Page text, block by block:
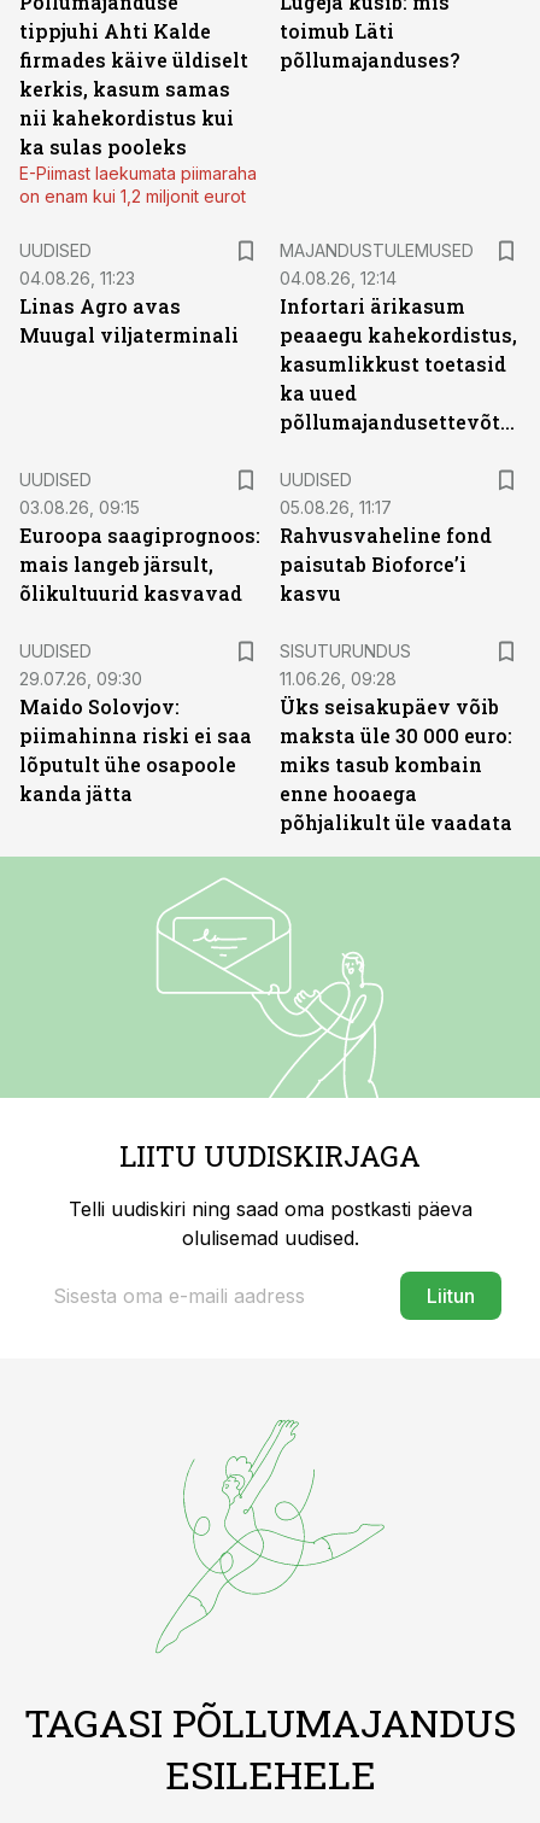
tippjuhi Ahti Kalde
firmades käive üldiselt
kerkis, kasum samas
nii kahekordistus kui
ka sulas pooleks
E-Piimast laekumata piimaraha
on enam kui 1,2 miljonit eurot
toimub Läti
põllumajanduses?
UUDISED
04.08.26, 11:23
Linas Agro avas
Muugal viljaterminali
MAJANDUSTULEMUSED
04.08.26, 12:14
Infortari ärikasum
peaaegu kahekordistus,
kasumlikkust toetasid
ka uued
põllumajandusettevõtted
UUDISED
03.08.26, 09:15
Euroopa saagiprognoos:
mais langeb järsult,
õlikultuurid kasvavad
UUDISED
05.08.26, 11:17
Rahvusvaheline fond
paisutab Bioforce’i
kasvu
UUDISED
29.07.26, 09:30
Maido Solovjov:
piimahinna riski ei saa
lõputult ühe osapoole
kanda jätta
SISUTURUNDUS
11.06.26, 09:28
Üks seisakupäev võib
maksta üle 30 000 euro:
miks tasub kombain
enne hooaega
põhjalikult üle vaadata
LIITU UUDISKIRJAGA
Telli uudiskiri ning saad oma postkasti päeva
olulisemad uudised.
Liitun
TAGASI PÕLLUMAJANDUS
ESILEHELE